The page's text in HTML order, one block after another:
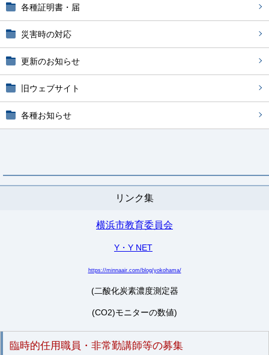
各種証明書・届
災害時の対応
更新のお知らせ
旧ウェブサイト
各種お知らせ
リンク集
横浜市教育委員会
Y・Y NET
https://minnaair.com/blog/yokohama/
(二酸化炭素濃度測定器
(CO2)モニターの数値)
臨時的任用職員・非常勤講師等の募集